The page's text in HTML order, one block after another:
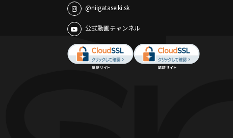
@niigataseiki.sk
公式動画チャンネル